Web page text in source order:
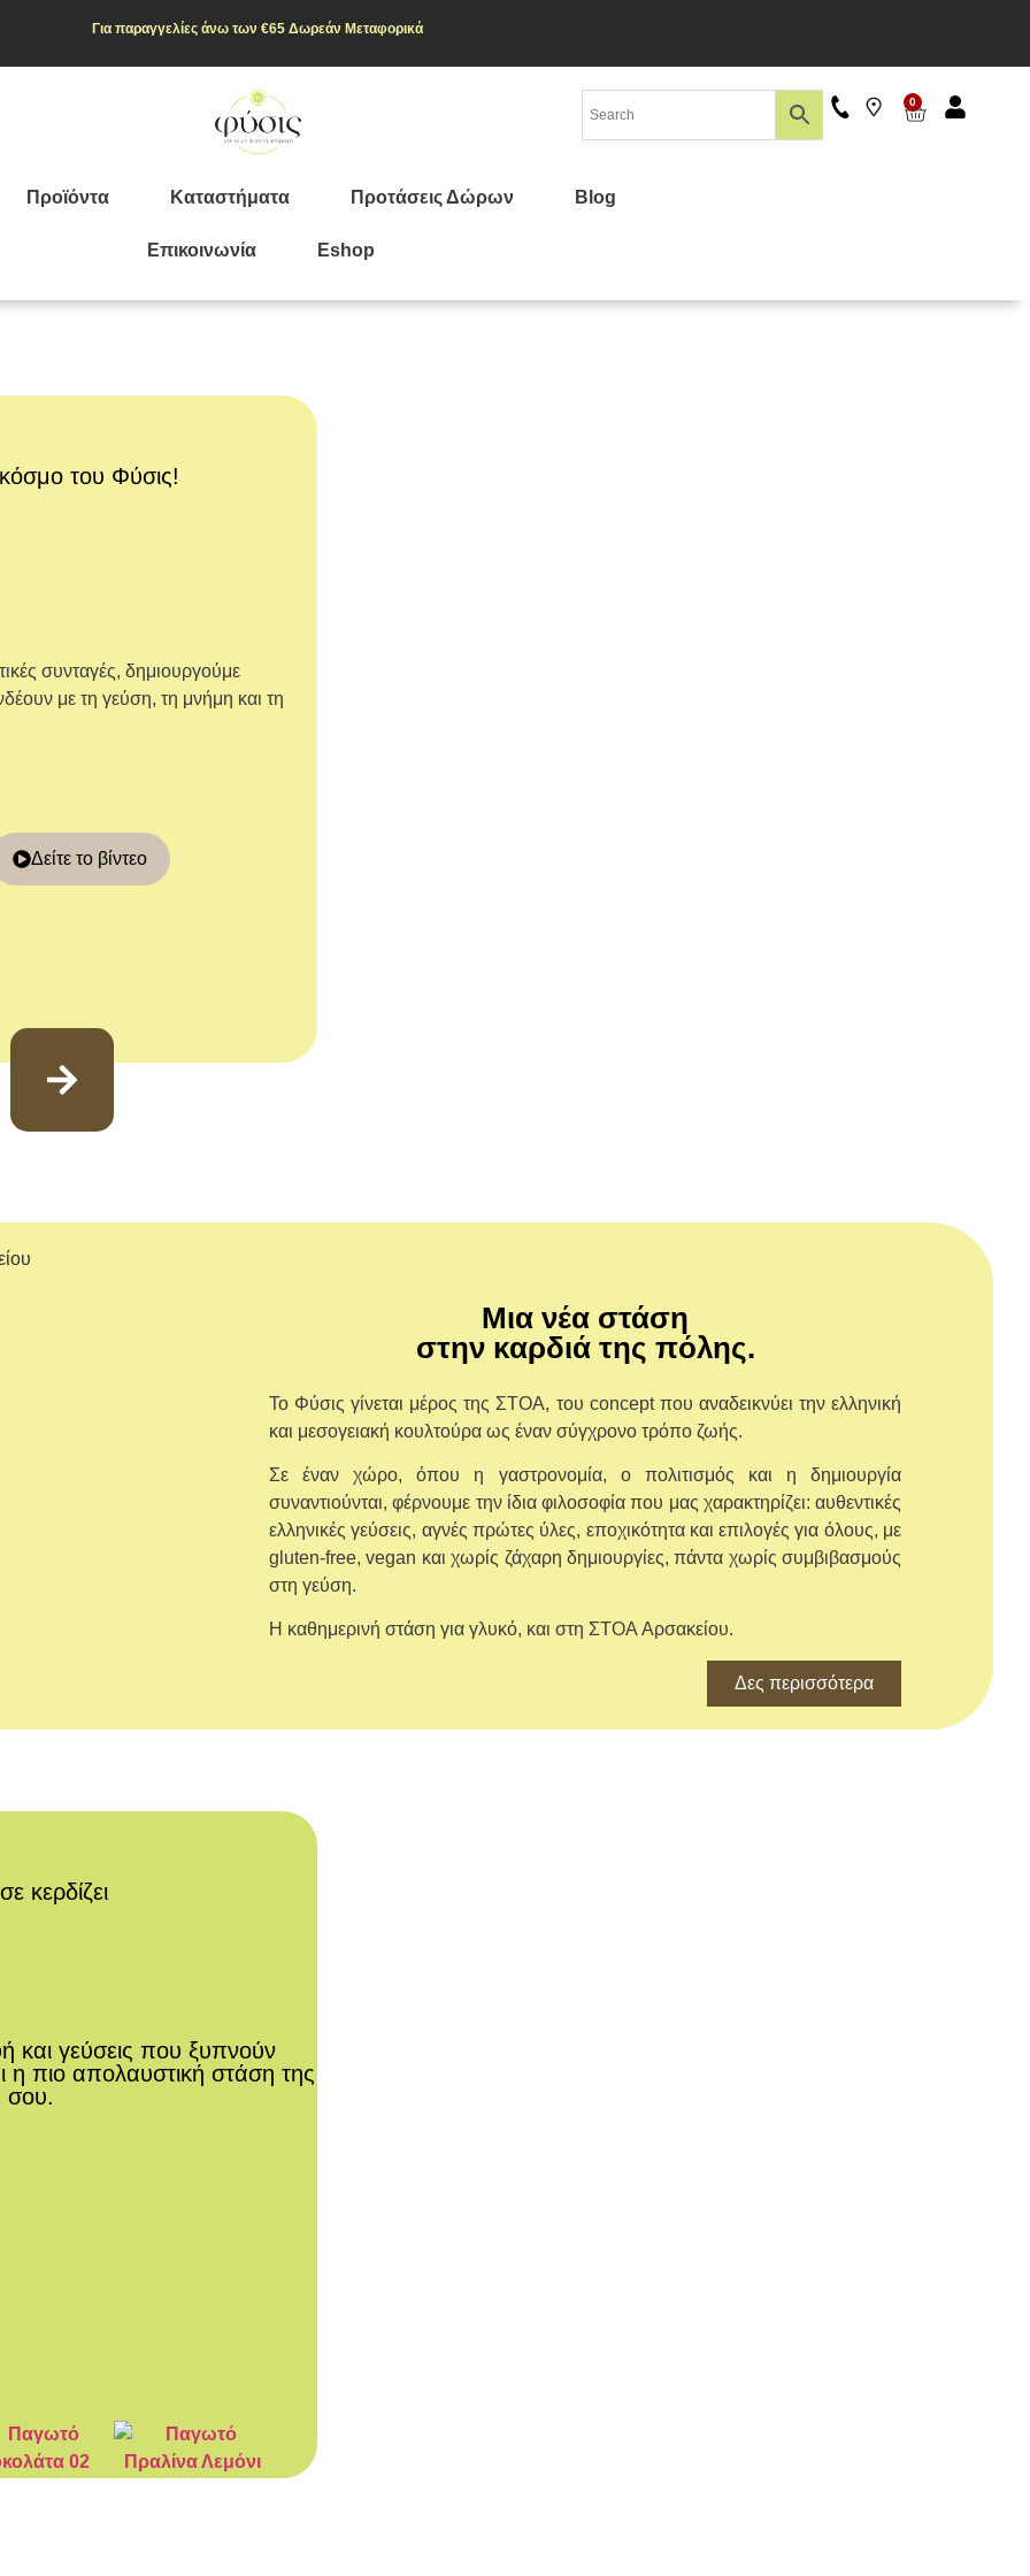
Για παραγγελίες άνω των €65 Δωρεάν Μεταφορικά
0
Προϊόντα Καταστήματα Προτάσεις Δώρων Blog
Επικοινωνία Eshop
του Φύσις!
συνταγές, δημιουργούμε
με τη γεύση, τη μνήμη και τη
Δείτε το βίντεο
Μια νέα στάση
στην καρδιά της πόλης.
Το Φύσις γίνεται μέρος της ΣΤΟΑ, του concept που αναδεικνύει την ελληνική
και μεσογειακή κουλτούρα ως έναν σύγχρονο τρόπο ζωής.
Σε έναν χώρο, όπου η γαστρονομία, ο πολιτισμός και η δημιουργία
συναντιούνται, φέρνουμε την ίδια φιλοσοφία που μας χαρακτηρίζει: αυθεντικές
ελληνικές γεύσεις, αγνές πρώτες ύλες, εποχικότητα και επιλογές για όλους, με
gluten-free, vegan και χωρίς ζάχαρη δημιουργίες, πάντα χωρίς συμβιβασμούς
στη γεύση.
Η καθημερινή στάση για γλυκό, και στη ΣΤΟΑ Aρσακείου.
Δες περισσότερα
κερδίζει
και γεύσεις που ξυπνούν
η πιο απολαυστική στάση της
σου.